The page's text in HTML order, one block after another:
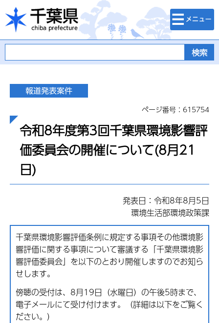
千葉県
検索・メニュ
ー
ページ番号：615754
令和8年度第3回千葉県環境影響評
価委員会の開催について(8月21
日)
発表日：令和8年8月5日
環境生活部環境政策課
千葉県環境影響評価条例に規定する事項その他環境影
響評価に関する事項について審議する「千葉県環境影
響評価委員会」を以下のとおり開催しますのでお知ら
せします。
傍聴の受付は、8月19日（水曜日）の午後5時まで、
電子メールにて受け付けます。（詳細は以下をご覧く
ださい。）